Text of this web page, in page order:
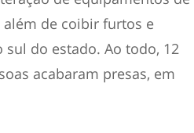
de coibir furtos e
do estado. Ao todo, 12
acabaram presas, em